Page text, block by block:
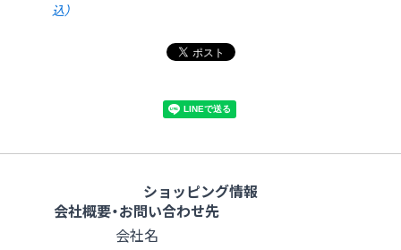
込）
ショッピング情報
会社概要・お問い合わせ先
会社名